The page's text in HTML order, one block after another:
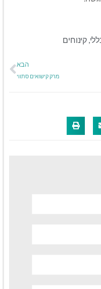
,קינוחים
הבא
מרק קישואים סתווי